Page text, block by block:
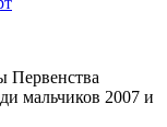
Первенства
мальчиков 2007 и